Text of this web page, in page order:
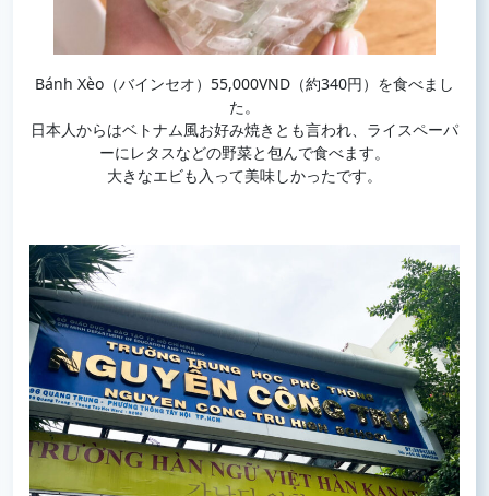
Bánh Xèo（バインセオ）55,000VND（約340円）を食べまし
た。
日本人からはベトナム風お好み焼きとも言われ、ライスペーパ
ーにレタスなどの野菜と包んで食べます。
大きなエビも入って美味しかったです。